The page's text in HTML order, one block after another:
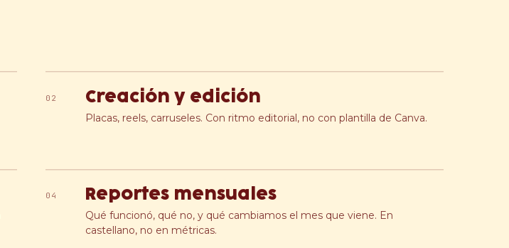
02 Creación y edición
Placas, reels, carruseles. Con ritmo editorial, no con plantilla de Canva.
04 Reportes mensuales
Qué funcionó, qué no, y qué cambiamos el mes que viene. En
castellano, no en métricas.